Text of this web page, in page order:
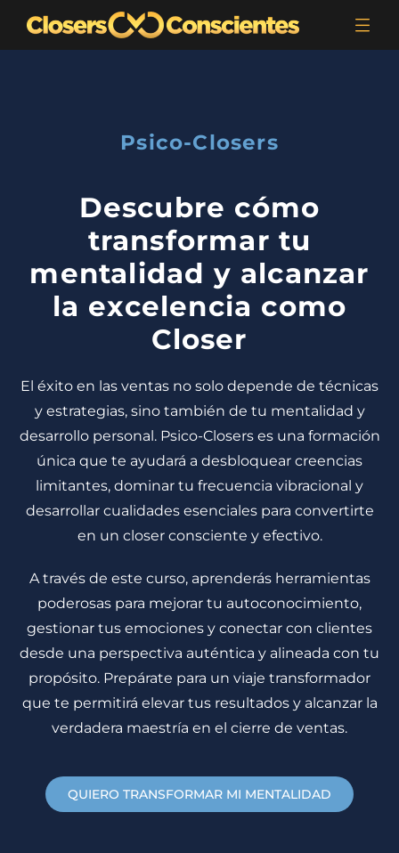
Psico-Closers
Descubre cómo
transformar tu
mentalidad y alcanzar
la excelencia como
Closer
El éxito en las ventas no solo depende de técnicas
y estrategias, sino también de tu mentalidad y
desarrollo personal. Psico-Closers es una formación
única que te ayudará a desbloquear creencias
limitantes, dominar tu frecuencia vibracional y
desarrollar cualidades esenciales para convertirte
en un closer consciente y efectivo.
A través de este curso, aprenderás herramientas
poderosas para mejorar tu autoconocimiento,
gestionar tus emociones y conectar con clientes
desde una perspectiva auténtica y alineada con tu
propósito. Prepárate para un viaje transformador
que te permitirá elevar tus resultados y alcanzar la
verdadera maestría en el cierre de ventas.
QUIERO TRANSFORMAR MI MENTALIDAD